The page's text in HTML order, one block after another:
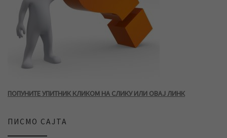
ПОПУНИТЕ УПИТНИК КЛИКОМ НА СЛИКУ ИЛИ ОВАЈ ЛИНК
ПИСМО САЈТА